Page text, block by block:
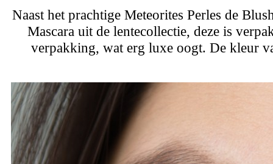
Naast het prachtige Meteorites Perles de
Mascara uit de lentecollectie, deze is
verpakking, wat erg luxe oogt. De kleur